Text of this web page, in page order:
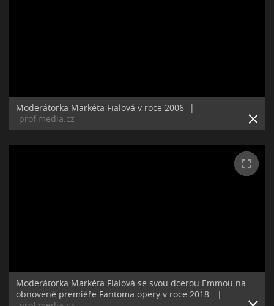
Moderátorka Markéta Fialová v roce 2006
|
profimedia.cz
Moderátorka Markéta Fialová se svou dcerou Emmou na
obnovené premiéře Fantoma opery v roce 2018.
|